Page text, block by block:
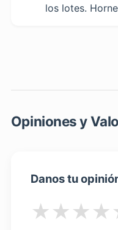
los lotes.
Opiniones y
Danos tu
★
★
★
★